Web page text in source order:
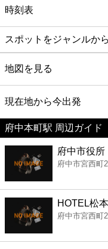
時刻表
スポットをジャンルか
グルメ
映画
美容
コンビニ
薬局
スーパー
地図を見る
現在地から今出発
府中本町駅 周辺ガイド
府中市役所
府中市宮西町
HOTEL松
府中市宮西町